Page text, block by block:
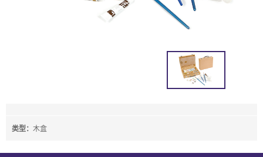
类型： 木盒